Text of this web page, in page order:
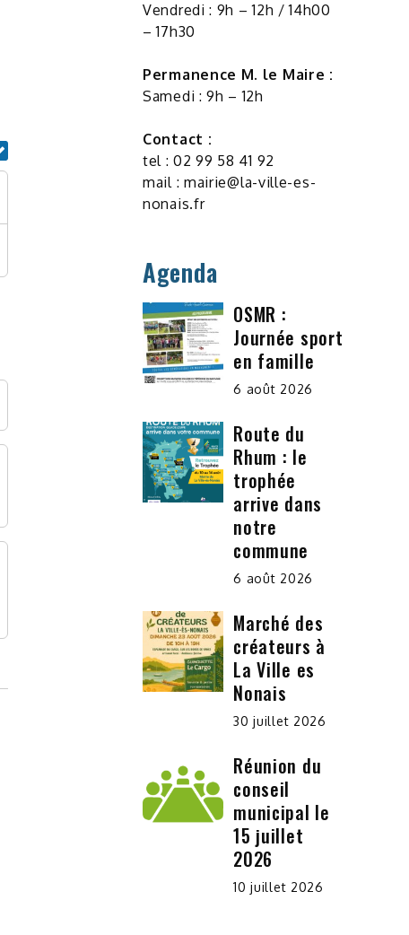
Vendredi : 9h – 12h / 14h00
– 17h30
Permanence M. le Maire :
Samedi : 9h – 12h
Contact :
tel : 02 99 58 41 92
mail : mairie@la-ville-es-
nonais.fr
Agenda
OSMR :
Journée sport
en famille
6 août 2026
Route du
Rhum : le
trophée
arrive dans
notre
commune
6 août 2026
Marché des
créateurs à
La Ville es
Nonais
30 juillet 2026
Réunion du
conseil
municipal le
15 juillet
2026
10 juillet 2026